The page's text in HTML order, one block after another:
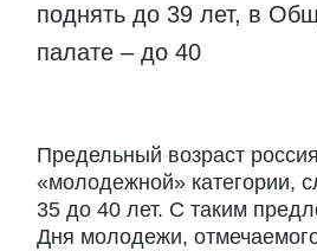
поднять до 39 лет, в
палате – до 40
Предельный возраст
«молодежной» категории,
35 до 40 лет. С таким
Дня молодежи,